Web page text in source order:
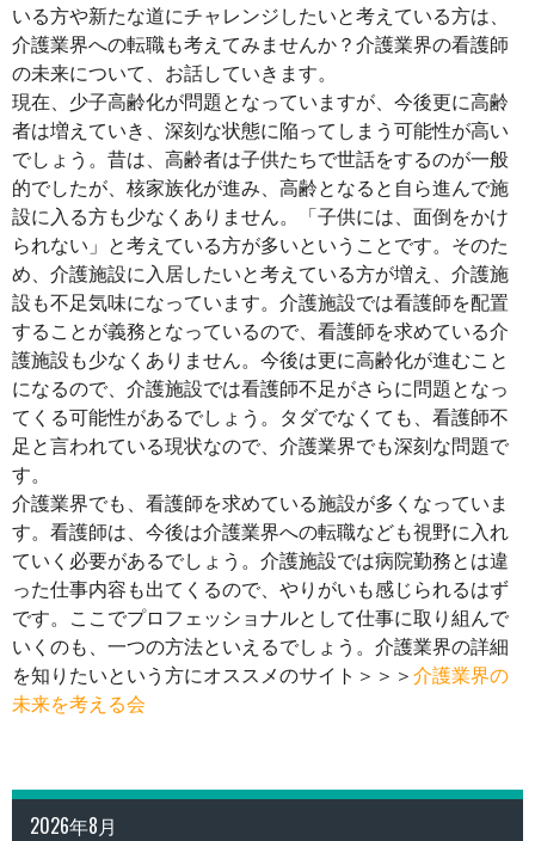
いる方や新たな道にチャレンジしたいと考えている方は、
介護業界への転職も考えてみませんか？介護業界の看護師
の未来について、お話していきます。
現在、少子高齢化が問題となっていますが、今後更に高齢
者は増えていき、深刻な状態に陥ってしまう可能性が高い
でしょう。昔は、高齢者は子供たちで世話をするのが一般
的でしたが、核家族化が進み、高齢となると自ら進んで施
設に入る方も少なくありません。「子供には、面倒をかけ
られない」と考えている方が多いということです。そのた
め、介護施設に入居したいと考えている方が増え、介護施
設も不足気味になっています。介護施設では看護師を配置
することが義務となっているので、看護師を求めている介
護施設も少なくありません。今後は更に高齢化が進むこと
になるので、介護施設では看護師不足がさらに問題となっ
てくる可能性があるでしょう。タダでなくても、看護師不
足と言われている現状なので、介護業界でも深刻な問題で
す。
介護業界でも、看護師を求めている施設が多くなっていま
す。看護師は、今後は介護業界への転職なども視野に入れ
ていく必要があるでしょう。介護施設では病院勤務とは違
った仕事内容も出てくるので、やりがいも感じられるはず
です。ここでプロフェッショナルとして仕事に取り組んで
いくのも、一つの方法といえるでしょう。介護業界の詳細
を知りたいという方にオススメのサイト＞＞＞ 介護業界の
未来を考える会
2026年8月